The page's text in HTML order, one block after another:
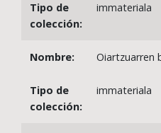
immateriala
Oiartzuarren
immateriala